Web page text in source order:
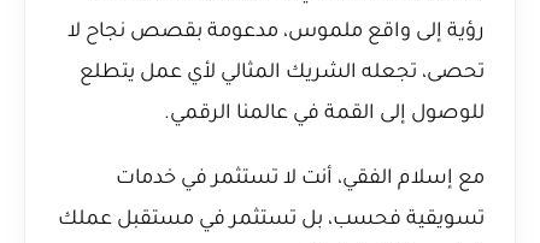
رؤية إلى واقع ملموس، مدعومة بقصص نجاح لا
تحصى، تجعله الشريك المثالي لأي عمل يتطلع
للوصول إلى القمة في عالمنا الرقمي.
مع إسلام الفقي، أنت لا تستثمر في خدمات
تسويقية فحسب، بل تستثمر في مستقبل عملك